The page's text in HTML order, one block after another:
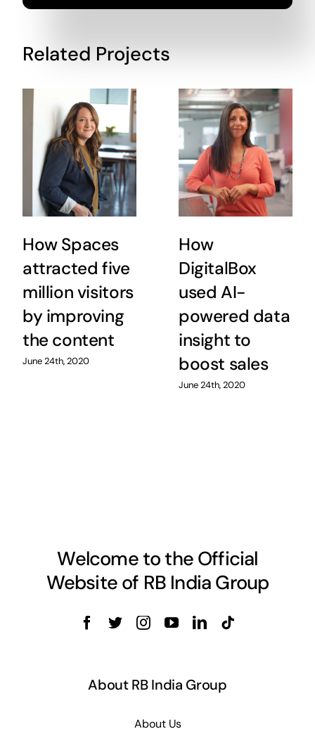
Related Projects
How Spaces
attracted five
million visitors
by improving
the content
June 24th, 2020
How
DigitalBox
used AI-
powered data
insight to
boost sales
June 24th, 2020
Welcome to the Official
Website of RB India Group
About RB India Group
About Us